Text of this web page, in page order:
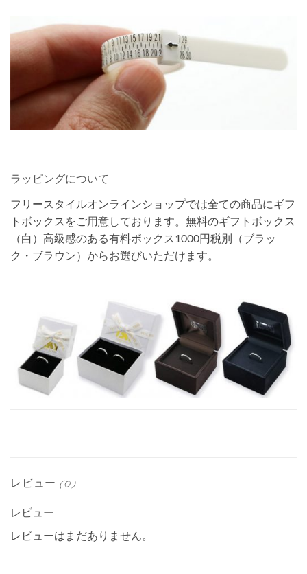
ラッピングについて
フリースタイルオンラインショップでは全ての商品にギフ
トボックスをご用意しております。無料のギフトボックス
（白）高級感のある有料ボックス1000円税別（ブラッ
ク・ブラウン）からお選びいただけます。
レビュー (0)
レビュー
レビューはまだありません。